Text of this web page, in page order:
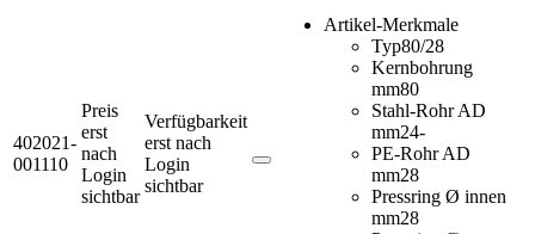
402021-
001110
Preis
erst
nach
Login
sichtbar
Verfügbarkeit
erst nach
Login
sichtbar
Artikel-Merkmale
Typ80/28
Kernbohrung
mm80
Stahl-Rohr AD
mm24-
PE-Rohr AD
mm28
Pressring Ø innen
mm28